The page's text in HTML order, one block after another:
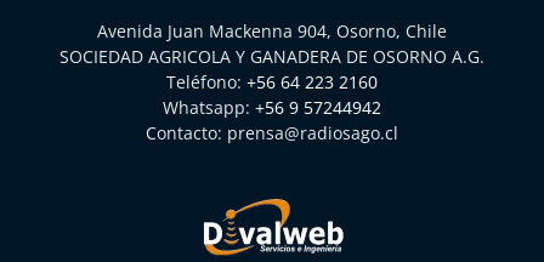
Avenida Juan Mackenna 904, Osorno, Chile
SOCIEDAD AGRICOLA Y GANADERA DE OSORNO A.G.
Teléfono: +56 64 223 2160
Whatsapp: +56 9 57244942
Contacto: prensa@radiosago.cl